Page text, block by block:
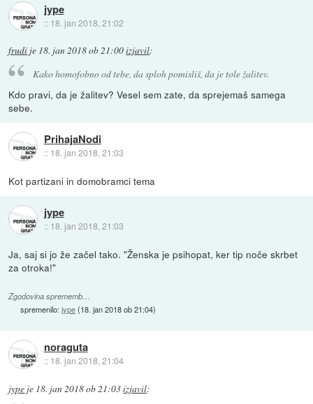
jype
:: 18. jan 2018, 21:02
frudi je 18. jan 2018 ob 21:00izjavil:
Kako homofobno od tebe, da sploh pomisliš, da je tole žalitev.
Kdo pravi, da je žalitev? Vesel sem zate, da sprejemaš samega
sebe.
PrihajaNodi
:: 18. jan 2018, 21:03
Kot partizani in domobramci tema
jype
:: 18. jan 2018, 21:03
Ja, saj si jo že začel tako. "Ženska je psihopat, ker tip noče skrbet
za otroka!"
Zgodovina sprememb…
spremenilo:jype(18. jan 2018 ob 21:04)
noraguta
:: 18. jan 2018, 21:04
jype je 18. jan 2018 ob 21:03izjavil: